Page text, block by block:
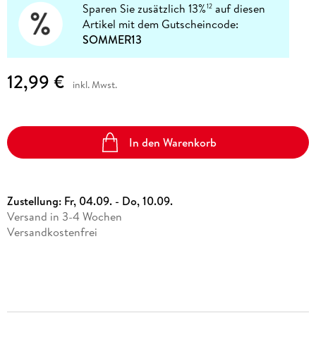
Sparen Sie zusätzlich 13%12 auf diesen
Artikel mit dem Gutscheincode:
SOMMER13
12,99 € inkl. Mwst.
In den Warenkorb
Zustellung: Fr, 04.09. - Do, 10.09.
Versand in 3-4 Wochen
Versandkostenfrei